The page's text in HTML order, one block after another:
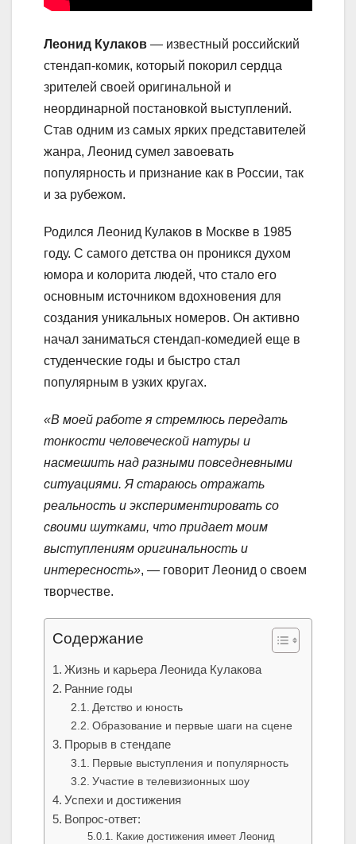
Леонид Кулаков — известный российский
стендап-комик, который покорил сердца
зрителей своей оригинальной и
неординарной постановкой выступлений.
Став одним из самых ярких представителей
жанра, Леонид сумел завоевать
популярность и признание как в России, так
и за рубежом.
Родился Леонид Кулаков в Москве в 1985
году. С самого детства он проникся духом
юмора и колорита людей, что стало его
основным источником вдохновения для
создания уникальных номеров. Он активно
начал заниматься стендап-комедией еще в
студенческие годы и быстро стал
популярным в узких кругах.
«В моей работе я стремлюсь передать
тонкости человеческой натуры и
насмешить над разными повседневными
ситуациями. Я стараюсь отражать
реальность и экспериментировать со
своими шутками, что придает моим
выступлениям оригинальность и
интересность», — говорит Леонид о своем
творчестве.
Содержание
Жизнь и карьера Леонида Кулакова
Ранние годы
Детство и юность
Образование и первые шаги на сцене
Прорыв в стендапе
Первые выступления и популярность
Участие в телевизионных шоу
Успехи и достижения
Вопрос-ответ:
Какие достижения имеет Леонид